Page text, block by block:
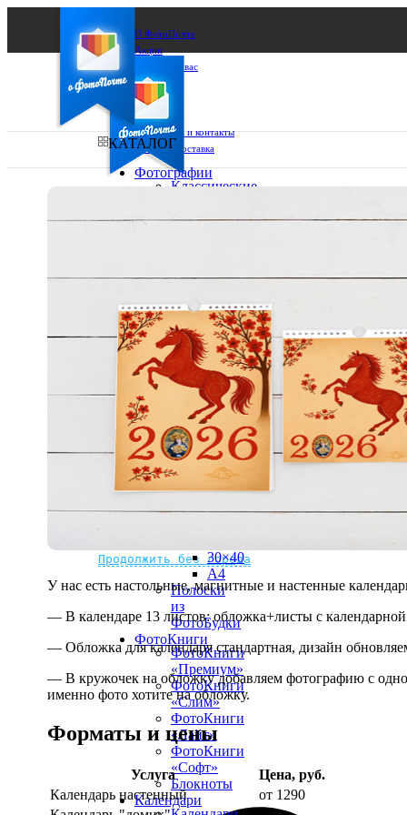
О ФотоПочте
Акции
Сделаем за вас
Бизнесу
FAQ
Франшиза
Поддержка и контакты
Оплата и доставка
Продолжить без города
КАТАЛОГ
Фотографии
Классические
10х10
15х20
20х30
30х30
30х40
А4
Фото
рамке
10х10
10×15
13×18
15×15
15×20
20×20
30×40
A4
Полоски
из
ФотоБудки
ФотоКниги
ФотоКниги
«Премиум»
ФотоКниги
«Слим»
ФотоКниги
«Лайт»
ФотоКниги
«Софт»
Блокноты
Календари
У нас есть настольные, магнитные и настенные
— В календаре 13 листов: обложка+листы с календарной
— Обложка для календаря стандартная, дизайн
— В кружочек на обложку добавляем фотографию с
именно фото хотите на обложку.
Форматы и цены
Услуга
Цена, руб.
Календарь настенный
от 1290